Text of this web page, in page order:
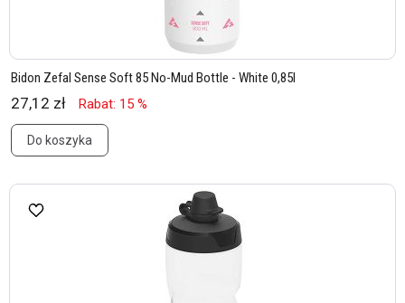
Bidon Zefal Sense Soft 85 No-Mud Bottle - White 0,85l
27,12 zł Rabat: 15 %
Do koszyka